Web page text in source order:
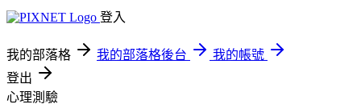
登入
我的部落格 我的部落格後台
我的帳號
登出
心理測驗